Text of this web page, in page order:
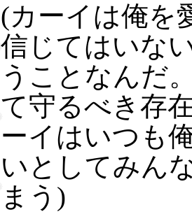
(カーイは俺を
信じてはいな
うことなんだ
て守るべき存
ーイはいつも
いとしてみん
まう)